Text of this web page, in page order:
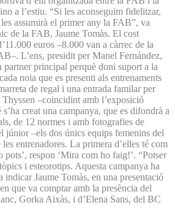
a l’estiu. “Si les aconseguim fidelitzar,
assumirà el primer any la FAB”, va
de la FAB, Jaume Tomàs. El cost
euros –8.000 van a càrrec de la
L’ens, presidit per Manel Fernández,
partner principal perquè doni suport a la
noia que es presenti als entrenaments
de regal i una entrada familar per
–coincidint amb l’exposició
creat una campanya, que es difondrà a
de 12 normes i amb fotografies de
júnior –els dos únics equips femenins del
entrenadores. La primera d’elles té com
pots’, respon ‘Mira com ho faig!’. “Potser
i esteorotips. Aquesta campanya ha
indicar Jaume Tomàs, en una presentació
que va comptar amb la presència del
Gorka Aixàs, i d’Elena Sans, del BC